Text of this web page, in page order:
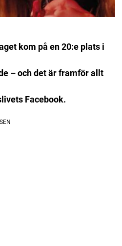
kom på en 20:e plats i
– och det är framför allt
Facebook.